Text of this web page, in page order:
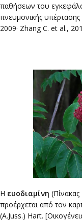
παθήσεων του
πνευμονικής υπέρτασης
2009· Zhang C. et al.,
Η ευοδιαμίνη
προέρχεται από τον
(A.Juss.) Hart.